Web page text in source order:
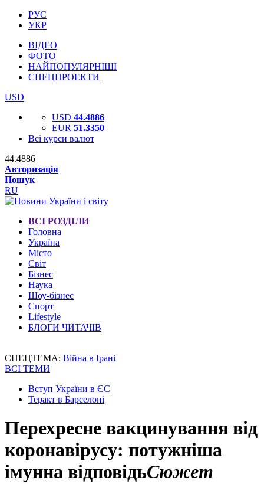
РУС
УКР
ВІДЕО
ФОТО
НАЙПОПУЛЯРНІШІ
СПЕЦПРОЕКТИ
USD
USD 44.4886
EUR 51.3350
Всі курси валют
44.4886
Авторизація
Пошук
RU
ВСІ РОЗДІЛИ
Головна
Україна
Місто
Світ
Бізнес
Наука
Шоу-бізнес
Спорт
Lifestyle
БЛОГИ ЧИТАЧІВ
СПЕЦТЕМА: Війна в Ірані
ВСІ ТЕМИ
Вступ України в ЄС
Теракт в Барселоні
Перехресне вакцинування від
коронавірусу: потужніша
імунна відповідьСюжет